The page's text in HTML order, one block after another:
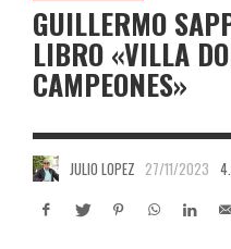
GUILLERMO
LIBRO «VILLA
CAMPEONES»
JULIO LOPEZ 27/11/2023